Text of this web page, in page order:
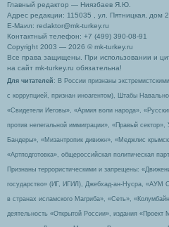
Главный редактор — Ниязбаев Я.Ю.
Адрес редакции: 115035 , ул. Пятницкая, дом
Е-Маил: redaktor@mk-turkey.ru
Контактный телефон: +7 (499) 390-08-91
Copyright 2003 — 2026 © mk-turkey.ru
Все права защищены. При использовании и
на сайт mk-turkey.ru обязательна!
Для читателей : В России признаны
с коррупцией, признан иноагентом), Штабы
«Свидетели Иеговы», «Армия воли народа»,
против нелегальной иммиграции», «Правый
Бандеры», «Мизантропик дивижн», «Меджлис
«Артподготовка», общероссийская политическая
Признаны террористическими и запрещены:
государство» (ИГ, ИГИЛ), Джебхад-ан-Нусра, «АУМ
в странах исламского Магриба», «Сеть»,
деятельность «Открытой России», издания